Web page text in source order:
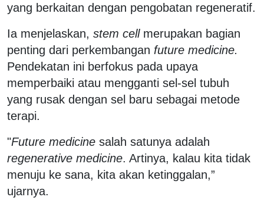
yang berkaitan dengan pengobatan regeneratif.
Ia menjelaskan, stem cell merupakan bagian
penting dari perkembangan future medicine.
Pendekatan ini berfokus pada upaya
memperbaiki atau mengganti sel-sel tubuh
yang rusak dengan sel baru sebagai metode
terapi.
"Future medicine salah satunya adalah
regenerative medicine. Artinya, kalau kita tidak
menuju ke sana, kita akan ketinggalan,”
ujarnya.